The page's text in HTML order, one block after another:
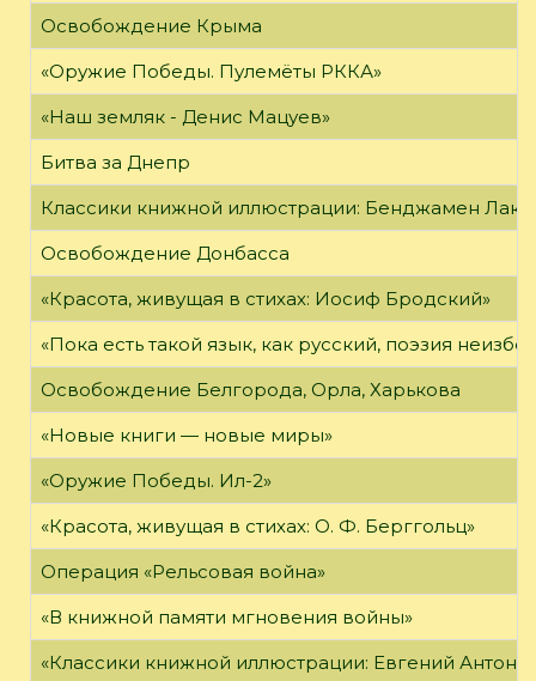
Освобождение Крыма
«Оружие Победы. Пулемёты РККА»
«Наш земляк - Денис Мацуев»
Битва за Днепр
Классики книжной иллюстрации: Бенджамен
Освобождение Донбасса
«Красота, живущая в стихах: Иосиф Бродский»
«Пока есть такой язык, как русский, поэзия
Освобождение Белгорода, Орла, Харькова
«Новые книги — новые миры»
«Оружие Победы. Ил-2»
«Красота, живущая в стихах: О. Ф. Берггольц»
Операция «Рельсовая война»
«В книжной памяти мгновения войны»
«Классики книжной иллюстрации: Евгений